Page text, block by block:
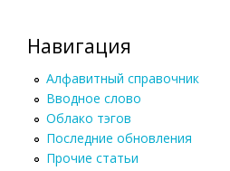
Навигация
Алфавитный справочник
Вводное слово
Облако тэгов
Последние обновления
Прочие статьи